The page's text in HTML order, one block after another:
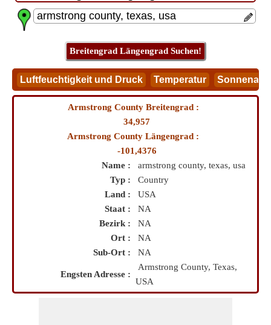
Armstrong County Breitengrad :
34,957
Armstrong County Längengrad :
-101,4376
Name :
armstrong county, texas, usa
Typ :
Country
Land :
USA
Staat :
NA
Bezirk :
NA
Ort :
NA
Sub-Ort :
NA
Engsten Adresse :
Armstrong County, Texas,
USA